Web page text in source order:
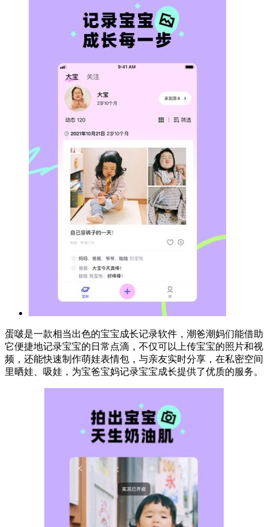
蛋啵是一款相当出色的宝宝成长记录软件，潮爸潮妈们能借助
它便捷地记录宝宝的日常点滴，不仅可以上传宝宝的照片和视
频，还能快速制作萌娃表情包，与亲友实时分享，在私密空间
里晒娃、吸娃，为宝爸宝妈记录宝宝成长提供了优质的服务。